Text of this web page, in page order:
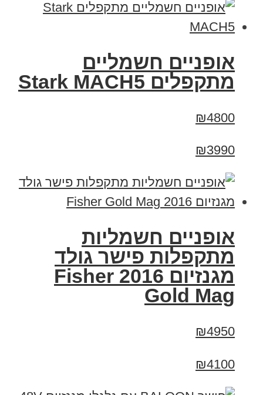
‏אופניים חשמליים
‏מתקפלים Stark MACH5
₪4800
₪3990
אופניים חשמליות
מתקפלות פישר גולד
מגנזיום 2016 Fisher
Gold Mag
₪4950
₪4100